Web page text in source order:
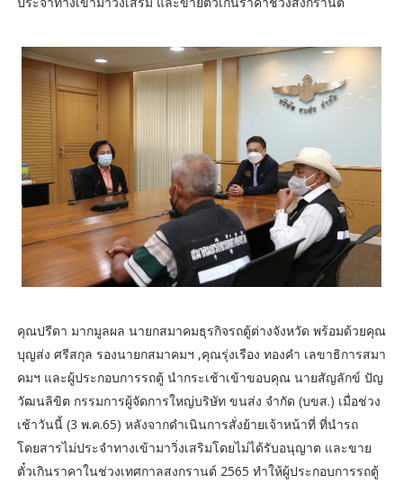
คุณปรีดา มากมูลผล นายกสมาคมธุรกิจรถตู้ต่างจังหวัด พร้อมด้วยคุณ
บุญส่ง ศรีสกุล รองนายกสมาคมฯ ,คุณรุ่งเรือง ทองคำ เลขาธิการสมา
คมฯ และผู้ประกอบการรถตู้ นำกระเช้าเข้าขอบคุณ นายสัญลักข์ ปัญ
วัฒนลิขิต กรรมการผู้จัดการใหญ่บริษัท ขนส่ง จำกัด (บขส.) เมื่อช่วง
เช้าวันนี้ (3 พ.ค.65) หลังจากดำเนินการสั่งย้ายเจ้าหน้าที่ ที่นำรถ
โดยสารไม่ประจำทางเข้ามาวิ่งเสริมโดยไม่ได้รับอนุญาต และขาย
ตั๋วเกินราคาในช่วงเทศกาลสงกรานต์ 2565 ทำให้ผู้ประกอบการรถตู้